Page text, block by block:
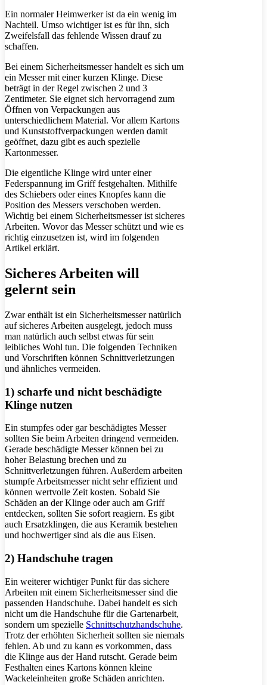
Ein normaler Heimwerker ist da ein wenig im
Nachteil. Umso wichtiger ist es für ihn, sich
Zweifelsfall das fehlende Wissen drauf zu
schaffen.
Bei einem Sicherheitsmesser handelt es sich um
ein Messer mit einer kurzen Klinge. Diese
beträgt in der Regel zwischen 2 und 3
Zentimeter. Sie eignet sich hervorragend zum
Öffnen von Verpackungen aus
unterschiedlichem Material. Vor allem Kartons
und Kunststoffverpackungen werden damit
geöffnet, dazu gibt es auch spezielle
Kartonmesser.
Die eigentliche Klinge wird unter einer
Federspannung im Griff festgehalten. Mithilfe
des Schiebers oder eines Knopfes kann die
Position des Messers verschoben werden.
Wichtig bei einem Sicherheitsmesser ist sicheres
Arbeiten. Wovor das Messer schützt und wie es
richtig einzusetzen ist, wird im folgenden
Artikel erklärt.
Sicheres Arbeiten will
gelernt sein
Zwar enthält ist ein Sicherheitsmesser natürlich
auf sicheres Arbeiten ausgelegt, jedoch muss
man natürlich auch selbst etwas für sein
leibliches Wohl tun. Die folgenden Techniken
und Vorschriften können Schnittverletzungen
und ähnliches vermeiden.
1) scharfe und nicht beschädigte
Klinge nutzen
Ein stumpfes oder gar beschädigtes Messer
sollten Sie beim Arbeiten dringend vermeiden.
Gerade beschädigte Messer können bei zu
hoher Belastung brechen und zu
Schnittverletzungen führen. Außerdem arbeiten
stumpfe Arbeitsmesser nicht sehr effizient und
können wertvolle Zeit kosten. Sobald Sie
Schäden an der Klinge oder auch am Griff
entdecken, sollten Sie sofort reagiern. Es gibt
auch Ersatzklingen, die aus Keramik bestehen
und hochwertiger sind als die aus Eisen.
2) Handschuhe tragen
Ein weiterer wichtiger Punkt für das sichere
Arbeiten mit einem Sicherheitsmesser sind die
passenden Handschuhe. Dabei handelt es sich
nicht um die Handschuhe für die Gartenarbeit,
sondern um spezielle Schnittschutzhandschuhe.
Trotz der erhöhten Sicherheit sollten sie niemals
fehlen. Ab und zu kann es vorkommen, dass
die Klinge aus der Hand rutscht. Gerade beim
Festhalten eines Kartons können kleine
Wackeleinheiten große Schäden anrichten.